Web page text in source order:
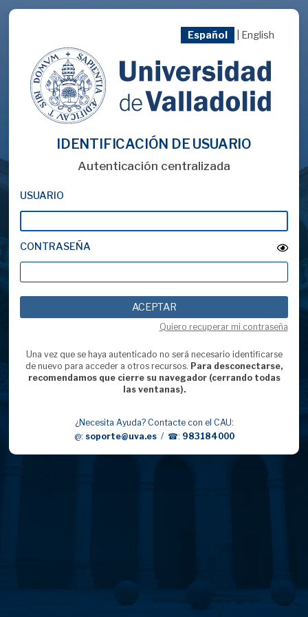
Español English
IDENTIFICACIÓN DE USUARIO
Autenticación centralizada
USUARIO
CONTRASEÑA
Quiero recuperar mi contraseña
Una vez que se haya autenticado no será necesario identificarse
de nuevo para acceder a otros recursos. Para desconectarse,
recomendamos que cierre su navegador (cerrando todas
las ventanas).
¿Necesita Ayuda? Contacte con el CAU:
@: soporte@uva.es/ ☎: 983184000